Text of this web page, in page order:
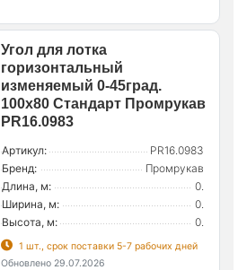
Угол для лотка
горизонтальный
изменяемый 0-45град.
100х80 Стандарт Промрукав
PR16.0983
Артикул:
PR16.0983
Бренд:
Промрукав
Длина, м:
0.
Ширина, м:
0.
Высота, м:
0.
1 шт., срок поставки 5-7 рабочих дней
Обновлено 29.07.2026